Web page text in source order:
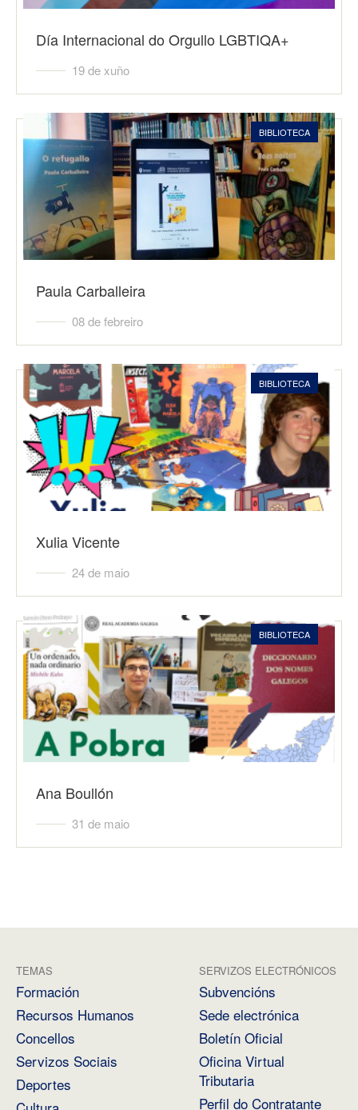
Día Internacional do Orgullo LGBTIQA+
19 de xuño
BIBLIOTECA
Paula Carballeira
08 de febreiro
BIBLIOTECA
Xulia Vicente
24 de maio
BIBLIOTECA
Ana Boullón
31 de maio
TEMAS
Formación
Recursos Humanos
Concellos
Servizos Sociais
Deportes
SERVIZOS ELECTRÓNICOS
Subvencións
Sede electrónica
Boletín Oficial
Oficina Virtual
Tributaria
Perfil do Contratante